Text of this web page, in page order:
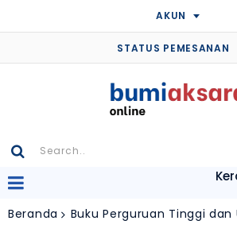
AKUN
STATUS PEMESANAN
Beranda Buku Perguruan Tinggi dan